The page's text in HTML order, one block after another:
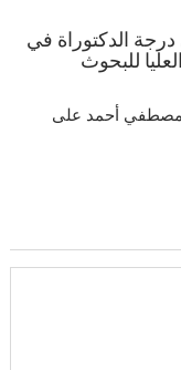
الدكتوراة في
للبحوث
مصطفي أحمد على